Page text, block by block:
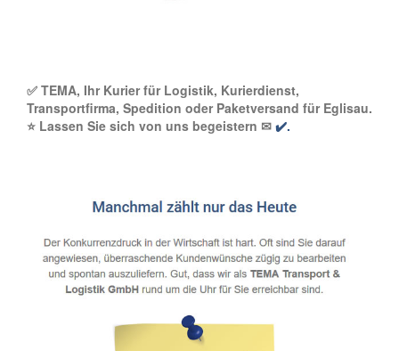
✅ TEMA, Ihr Kurier für Logistik, Kurierdienst,
Transportfirma, Spedition oder Paketversand für Eglisau.
⭐ Lassen Sie sich von uns begeistern ✉ ✔️.